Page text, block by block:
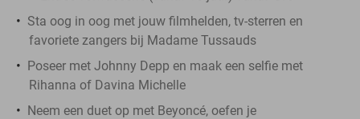
Sta oog in oog met jouw filmhelden, tv-sterren en
favoriete zangers bij Madame Tussauds
Poseer met Johnny Depp en maak een selfie met
Rihanna of Davina Michelle
Neem een duet op met Beyoncé, oefen je